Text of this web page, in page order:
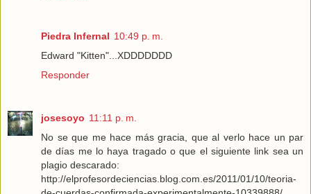
Piedra Infernal 10:49 p. m.
Edward "Kitten"...XDDDDDDD
Responder
josesoyo 11:11 p. m.
No se que me hace más gracia, que al verlo hace un par
de días me lo haya tragado o que el siguiente link sea un
plagio descarado:
http://elprofesordeciencias.blog.com.es/2011/01/10/teoria-